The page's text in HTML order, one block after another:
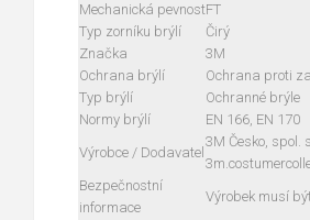
Mechanická pevnostFT
Typ zorníku brýlí
Čirý
Značka
3M
Ochrana brýlí
Ochrana proti
Typ brýlí
Ochranné brýle
Normy brýlí
EN 166, EN 170
Výrobce / Dodavatel
3M Česko, spol.
Bezpečnostní
informace
Výrobek musí